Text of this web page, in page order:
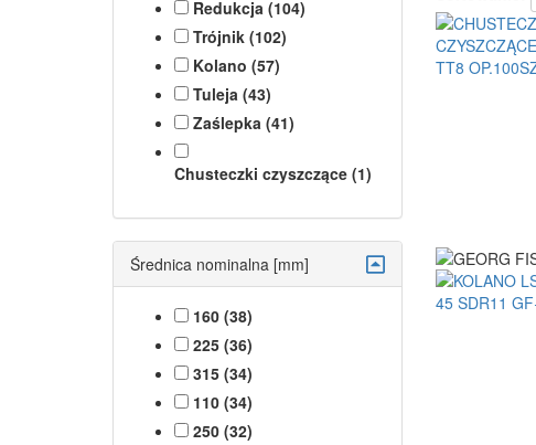
Redukcja (104)
Trójnik (102)
Kolano (57)
Tuleja (43)
Zaślepka (41)
Chusteczki czyszczące (1)
Średnica nominalna [mm]
160 (38)
225 (36)
315 (34)
110 (34)
250 (32)